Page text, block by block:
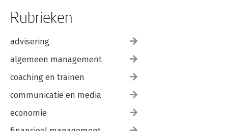
Rubrieken
advisering
algemeen management
coaching en trainen
communicatie en media
economie